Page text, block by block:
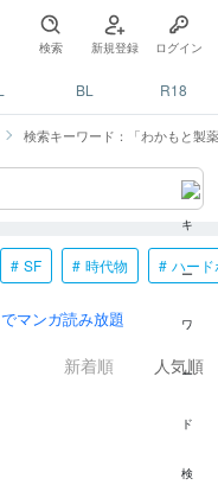
検索 新規登録 ログイン
BL R18
検索キーワード：「わかもと製
SF 時代物 ハー
新着順 人気順